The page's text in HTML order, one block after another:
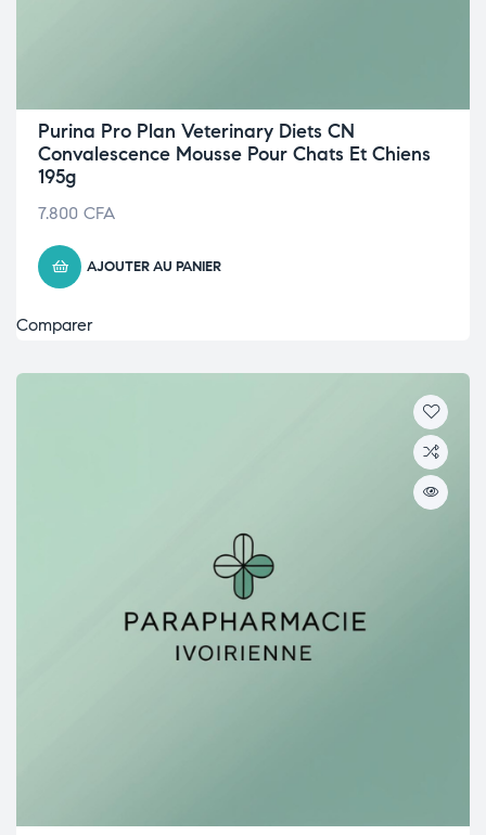
Purina Pro Plan Veterinary Diets CN
Convalescence Mousse Pour Chats Et Chiens
195g
7.800 CFA
AJOUTER AU PANIER
Comparer